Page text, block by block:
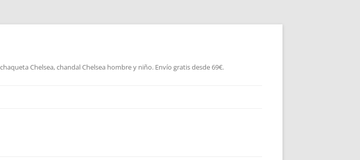
Chelsea, chandal Chelsea hombre y niño. Envío gratis desde 69€.